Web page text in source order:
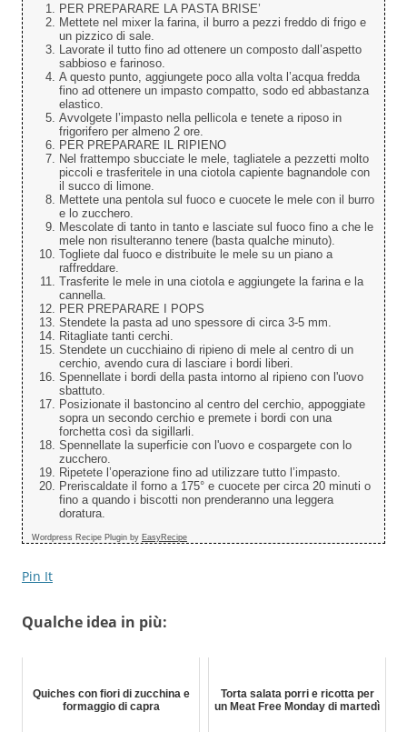
PER PREPARARE LA PASTA BRISE’
Mettete nel mixer la farina, il burro a pezzi freddo di frigo e
un pizzico di sale.
Lavorate il tutto fino ad ottenere un composto dall’aspetto
sabbioso e farinoso.
A questo punto, aggiungete poco alla volta l’acqua fredda
fino ad ottenere un impasto compatto, sodo ed abbastanza
elastico.
Avvolgete l’impasto nella pellicola e tenete a riposo in
frigorifero per almeno 2 ore.
PER PREPARARE IL RIPIENO
Nel frattempo sbucciate le mele, tagliatele a pezzetti molto
piccoli e trasferitele in una ciotola capiente bagnandole con
il succo di limone.
Mettete una pentola sul fuoco e cuocete le mele con il burro
e lo zucchero.
Mescolate di tanto in tanto e lasciate sul fuoco fino a che le
mele non risulteranno tenere (basta qualche minuto).
Togliete dal fuoco e distribuite le mele su un piano a
raffreddare.
Trasferite le mele in una ciotola e aggiungete la farina e la
cannella.
PER PREPARARE I POPS
Stendete la pasta ad uno spessore di circa 3-5 mm.
Ritagliate tanti cerchi.
Stendete un cucchiaino di ripieno di mele al centro di un
cerchio, avendo cura di lasciare i bordi liberi.
Spennellate i bordi della pasta intorno al ripieno con l'uovo
sbattuto.
Posizionate il bastoncino al centro del cerchio, appoggiate
sopra un secondo cerchio e premete i bordi con una
forchetta così da sigillarli.
Spennellate la superficie con l'uovo e cospargete con lo
zucchero.
Ripetete l’operazione fino ad utilizzare tutto l’impasto.
Preriscaldate il forno a 175° e cuocete per circa 20 minuti o
fino a quando i biscotti non prenderanno una leggera
doratura.
Wordpress Recipe Plugin by EasyRecipe
Pin It
Qualche idea in più:
Quiches con fiori di zucchina e
formaggio di capra
Torta salata porri e ricotta per
un Meat Free Monday di martedì